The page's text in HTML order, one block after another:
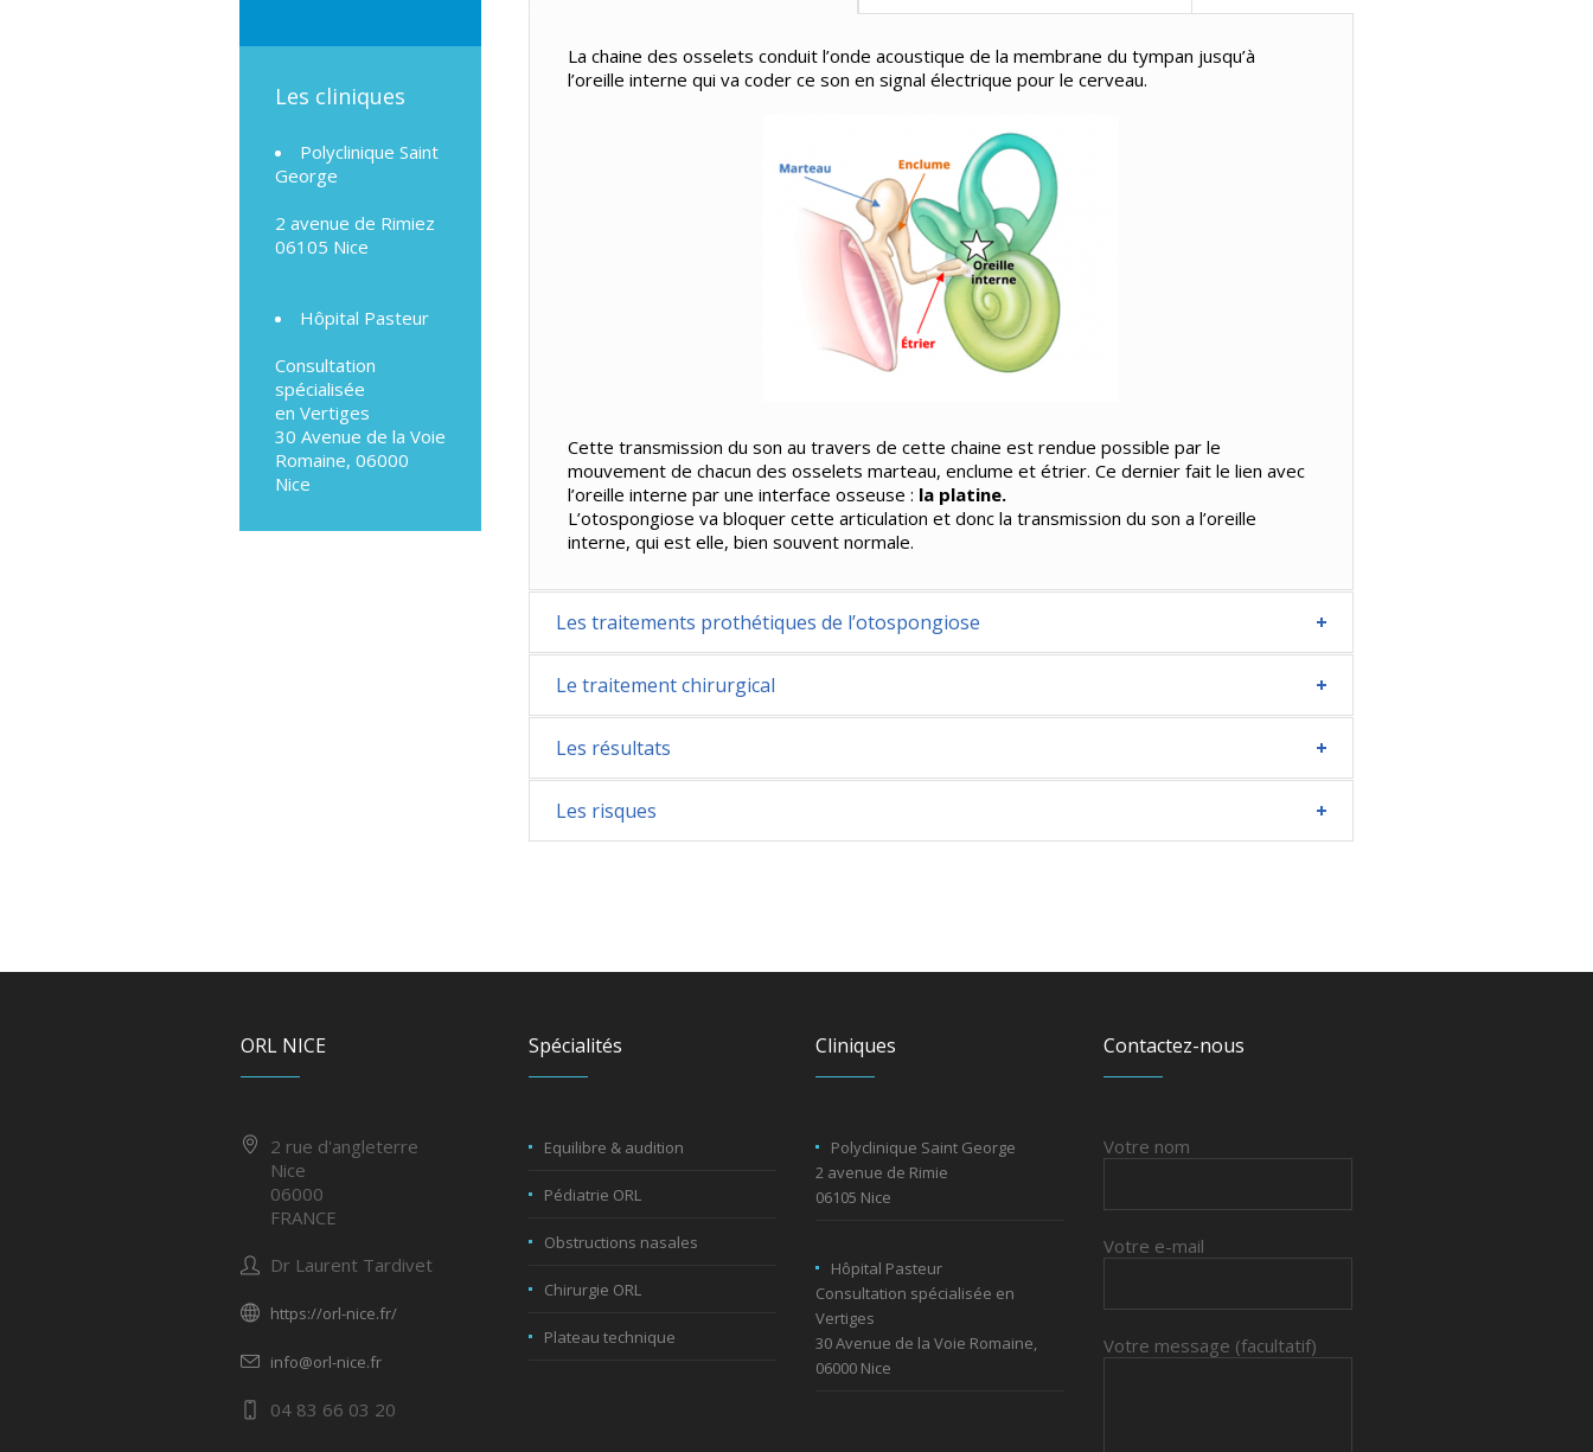
La chaine des osselets conduit l’onde acoustique de la membrane du tympan jusqu’à
l’oreille interne qui va coder ce son en signal électrique pour le cerveau.
Cette transmission du son au travers de cette chaine est rendue possible par le
mouvement de chacun des osselets marteau, enclume et étrier. Ce dernier fait le lien avec
l’oreille interne par une interface osseuse : la platine.
L’otospongiose va bloquer cette articulation et donc la transmission du son a l’oreille
interne, qui est elle, bien souvent normale.
Les traitements prothétiques de l’otospongiose
Le traitement chirurgical
Les résultats
Les risques
Les cliniques
Polyclinique Saint
George
2 avenue de Rimiez
06105 Nice
Hôpital Pasteur
Consultation
spécialisée
en Vertiges
30 Avenue de la Voie
Romaine, 06000
Nice
ORL NICE
2 rue d'angleterre
Nice
06000
FRANCE
Dr Laurent Tardivet
https://orl-nice.fr/
info@orl-nice.fr
04 83 66 03 20
Spécialités
Equilibre & audition
Pédiatrie ORL
Obstructions nasales
Chirurgie ORL
Plateau technique
Cliniques
Polyclinique Saint George
2 avenue de Rimie
06105 Nice
Hôpital Pasteur
Consultation spécialisée en
Vertiges
30 Avenue de la Voie Romaine,
06000 Nice
Contactez-nous
Votre nom
Votre e-mail
Votre message (facultatif)